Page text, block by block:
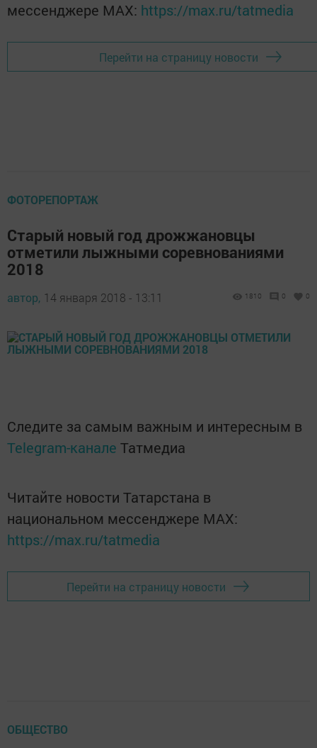
мессенджере MАХ: https://max.ru/tatmedia
Перейти на страницу новости
ФОТОРЕПОРТАЖ
Старый новый год дрожжановцы
отметили лыжными соревнованиями
2018
автор, 14 января 2018 - 13:11 1810 0 0
Следите за самым важным и интересным в
Telegram-канале Татмедиа
Читайте новости Татарстана в
национальном мессенджере MАХ:
https://max.ru/tatmedia
Перейти на страницу новости
ОБЩЕСТВО